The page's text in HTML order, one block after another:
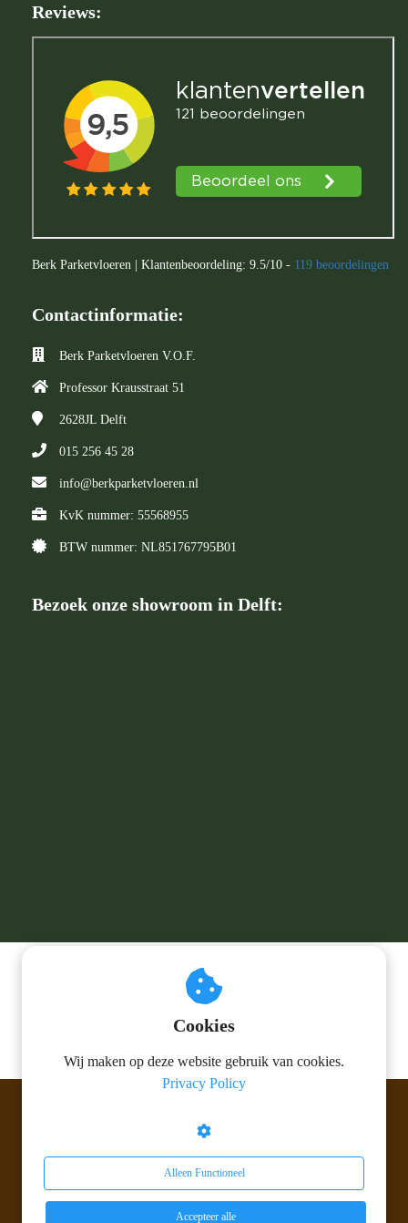
Reviews:
Berk Parketvloeren Klantenbeoordeling: 9.5/10 - 119 beoordelingen
Contactinformatie:
Berk Parketvloeren V.O.F.
Professor Krausstraat 51
2628JL Delft
015 256 45 28
info@berkparketvloeren.nl
KvK nummer: 55568955
BTW nummer: NL851767795B01
Bezoek onze showroom in Delft:
Cookies
Wij maken op deze website gebruik van cookies.
Privacy Policy
Alleen Functioneel
Accepteer alle